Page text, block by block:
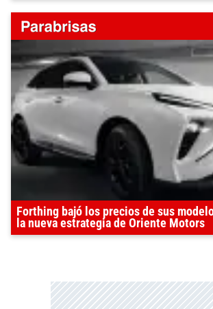
Forthing bajó los precios de sus
la nueva estrategia de Oriente Motors